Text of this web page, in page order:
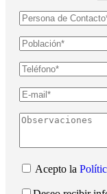
Acepto la